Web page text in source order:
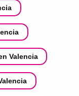
Valencia